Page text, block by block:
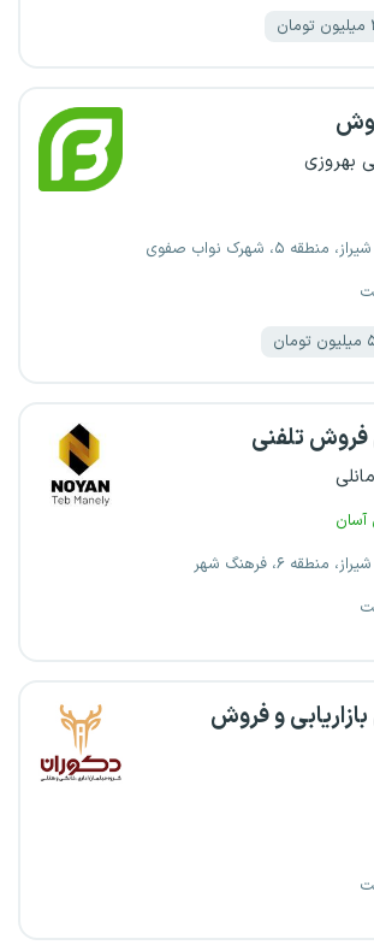
بهروزی
شیراز، منطقه ۵، شهرک نواب صفوی
تلفنی
آسان
شیراز، منطقه ۶، فرهنگ شهر
و فروش